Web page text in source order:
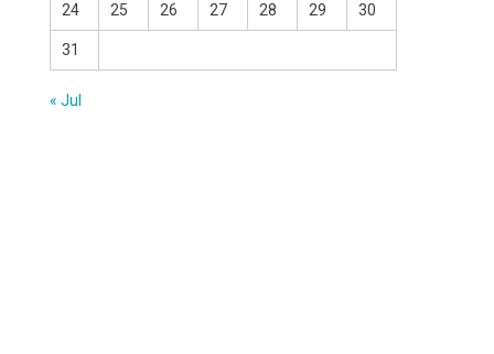
24 25 26 27 28 29 30
31
« Jul